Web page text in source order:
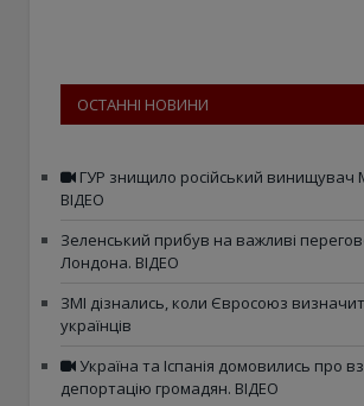
ОСТАННІ НОВИНИ
ГУР знищило російський винищувач
ВІДЕО
Зеленський прибув на важливі
Лондона. ВІДЕО
ЗМІ дізнались, коли Євросоюз
українців
Україна та Іспанія домовились про
депортацію громадян. ВІДЕО